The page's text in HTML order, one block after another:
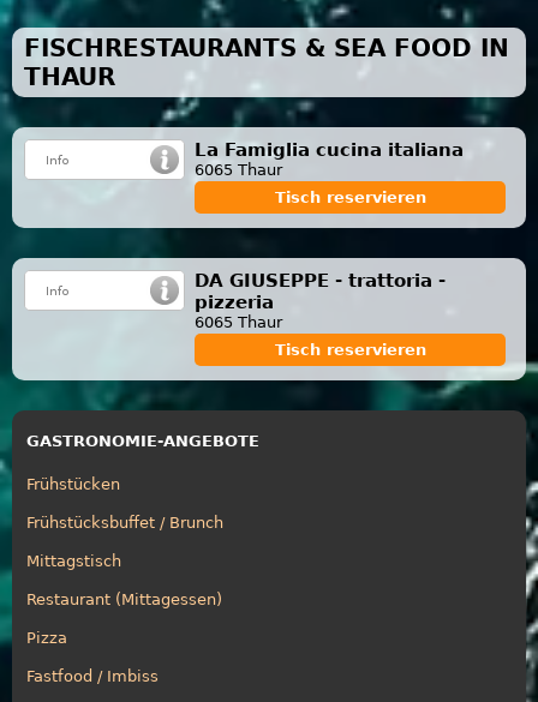
FISCHRESTAURANTS & SEA FOOD IN
THAUR
La Famiglia cucina italiana
6065 Thaur
Tisch reservieren
DA GIUSEPPE - trattoria -
pizzeria
6065 Thaur
Tisch reservieren
GASTRONOMIE-ANGEBOTE
Frühstücken
Frühstücksbuffet / Brunch
Mittagstisch
Restaurant (Mittagessen)
Pizza
Fastfood / Imbiss